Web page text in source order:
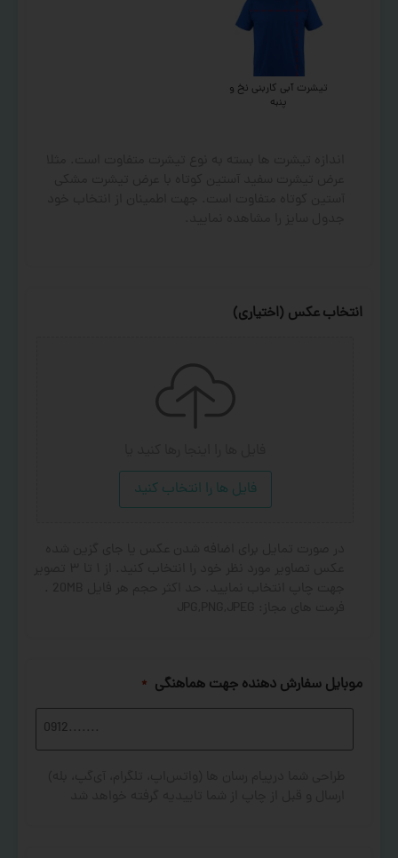
تیشرت آبی کاربنی نخ و
پنبه
انتخاب عکس (اختیاری)
فایل ها را انتخاب کنید
موبایل سفارش دهنده جهت هماهنگی *